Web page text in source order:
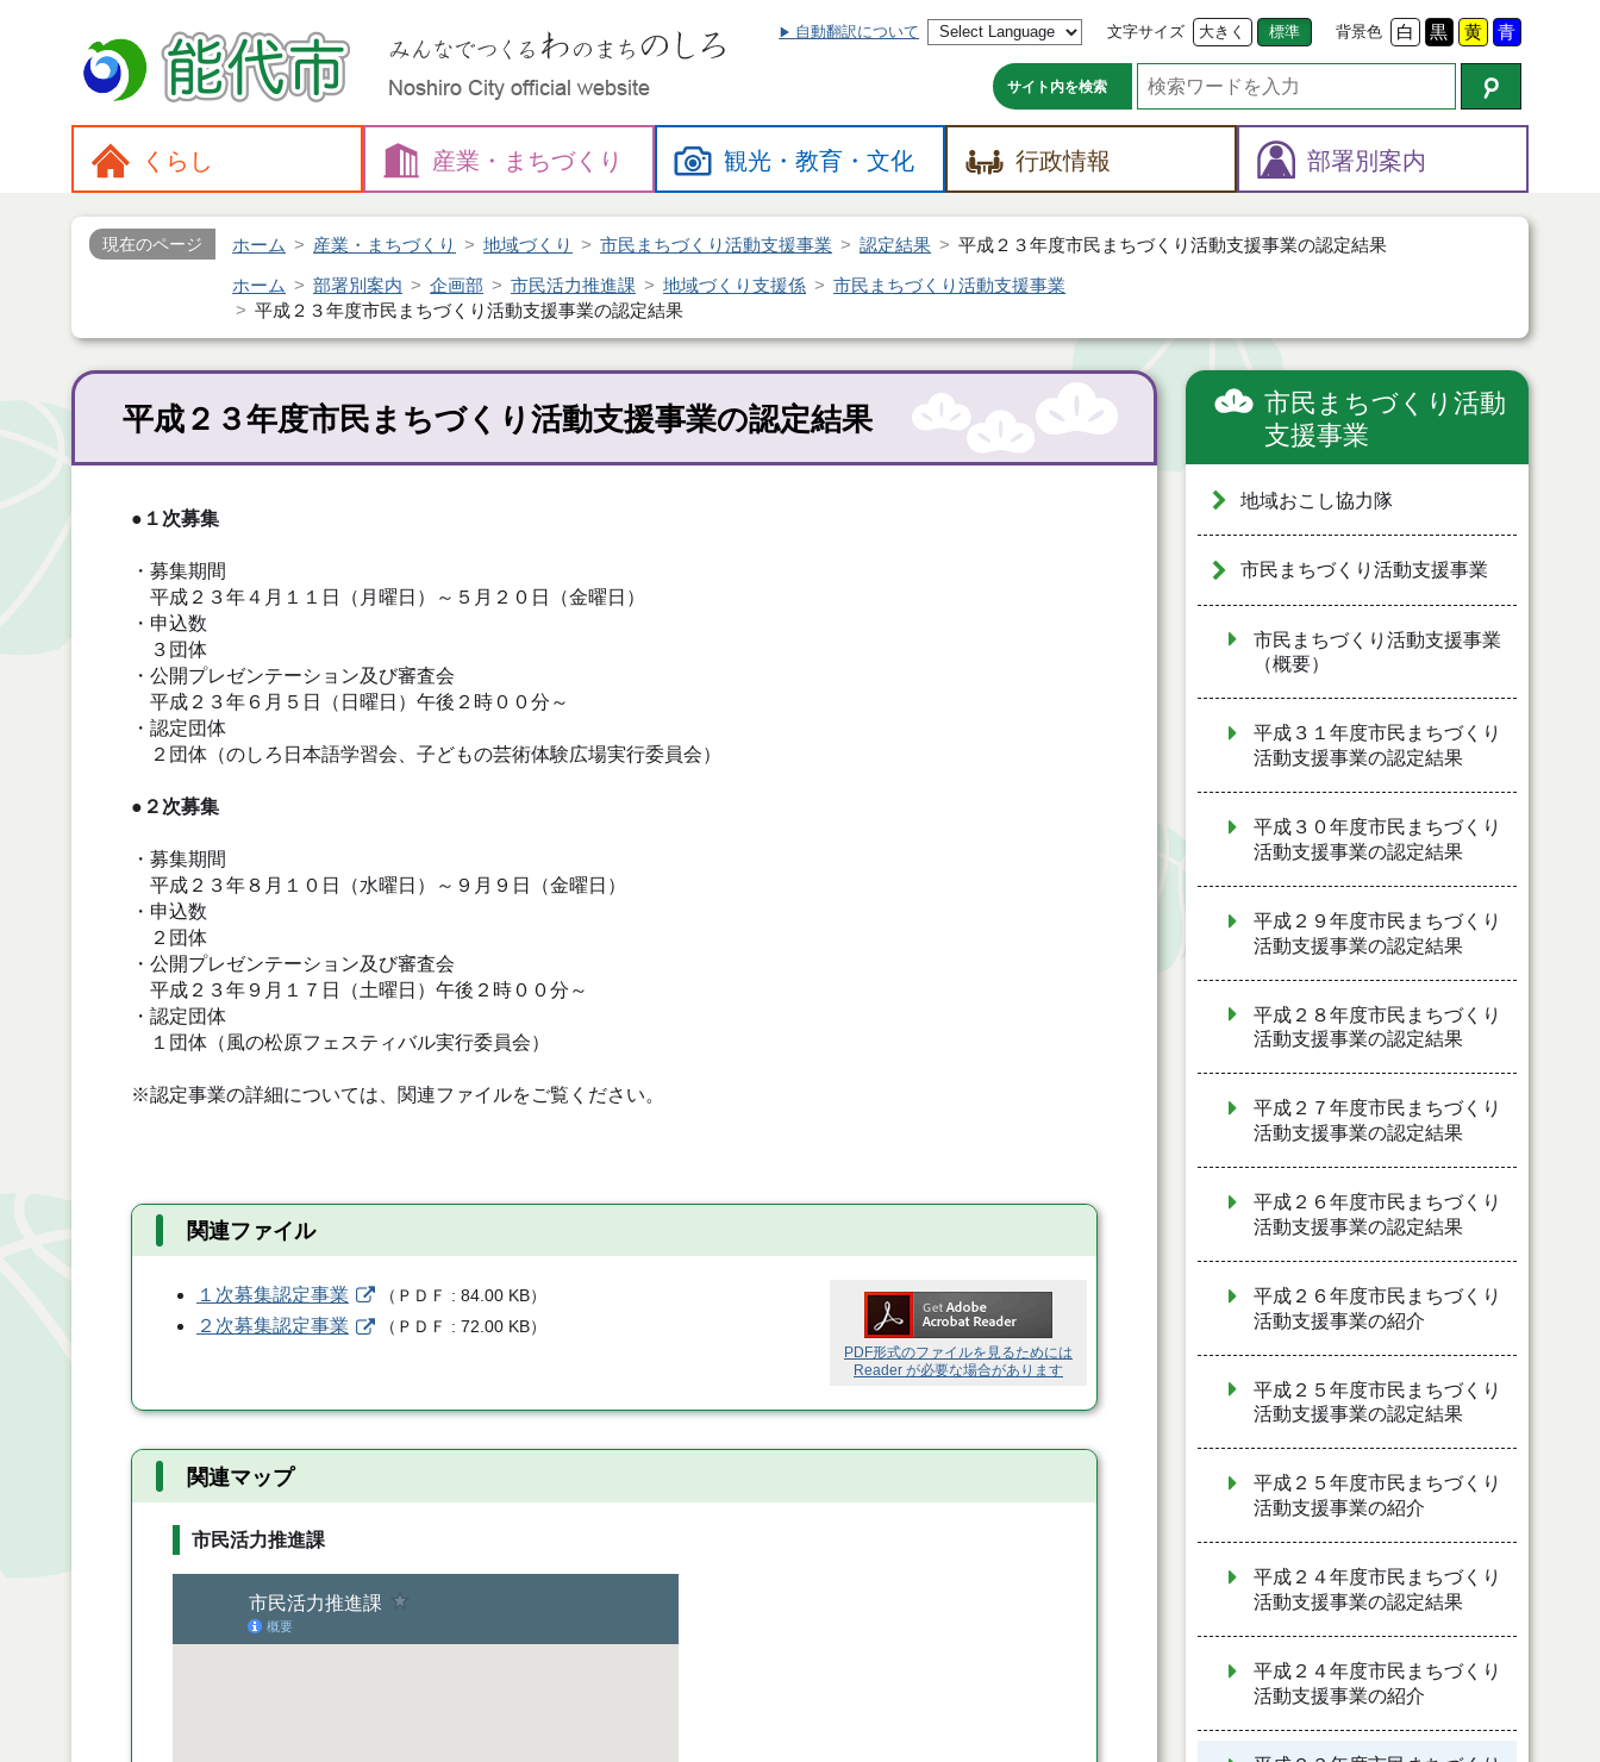
自動翻訳について 文字サイズ 大きく 標準 背景色 白 黒 黄 青
サイト内を検索
くらし 産業・ まちづくり 観光・教育・文化 行政情報 部署別案内
現在のページ ホーム 産業・まちづくり 地域づくり 市民まちづくり活動支援事業 認定結果 平成２３年度市民まちづくり活動支援事業の認定結果
ホーム 部署別案内 企画部 市民活力推進課 地域づくり支援係
市民まちづくり活動支援事業
平成２３年度市民まちづくり活動支援事業の認定結果
平成２３年度市民まちづくり活動支援事業の認定結果
●１次募集
・募集期間
平成２３年４月１１日（月曜日）～５月２０日（金曜日）
・申込数
３団体
・公開プレゼンテーション及び審査会
平成２３年６月５日（日曜日）午後２時００分～
・認定団体
２団体（のしろ日本語学習会、子どもの芸術体験広場実行委員会）
●２次募集
・募集期間
平成２３年８月１０日（水曜日）～９月９日（金曜日）
・申込数
２団体
・公開プレゼンテーション及び審査会
平成２３年９月１７日（土曜日）午後２時００分～
・認定団体
１団体（風の松原フェスティバル実行委員会）
※認定事業の詳細については、関連ファイルをご覧ください。
関連ファイル
PDF形式のファイルを見るためには
Reader が必要な場合があります
１次募集認定事業 （ ＰＤＦ 84.00 KB）
２次募集認定事業 （ ＰＤＦ 72.00 KB）
関連マップ
市民活力推進課
市民まちづくり活動
支援事業
地域おこし協力隊
市民まちづくり活動支援事業
市民まちづくり活動支援事業
（概要）
平成３１年度市民まちづくり
活動支援事業の認定結果
平成３０年度市民まちづくり
活動支援事業の認定結果
平成２９年度市民まちづくり
活動支援事業の認定結果
平成２８年度市民まちづくり
活動支援事業の認定結果
平成２７年度市民まちづくり
活動支援事業の認定結果
平成２６年度市民まちづくり
活動支援事業の認定結果
平成２６年度市民まちづくり
活動支援事業の紹介
平成２５年度市民まちづくり
活動支援事業の認定結果
平成２５年度市民まちづくり
活動支援事業の紹介
平成２４年度市民まちづくり
活動支援事業の認定結果
平成２４年度市民まちづくり
活動支援事業の紹介